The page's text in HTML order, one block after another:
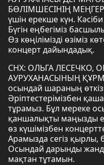
БӨЛІМШЕСІНІҢ
үшін ерекше күн.
Бүгін еңбегіміз
Өз көңілімізді өзіміз
концерт дайындадық.
СНХ: ОЛЬГА ЛЕСЕЧКО,
АУРУХАНАСЫНЫҢ
осындай шараның
Әріптестерімізбен
тұрамыз. Бұл мереке
қаншалықты маңызды
өз күшімізбен
Арамызда сегіз қырлы,
Осындай дарынды
мақтан тұтамын.